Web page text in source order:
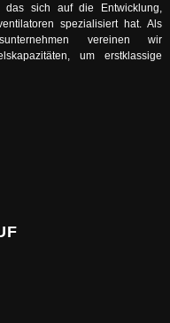
das sich auf die Entwicklung,
spezialisiert hat. Als
vereinen wir
um erstklassige